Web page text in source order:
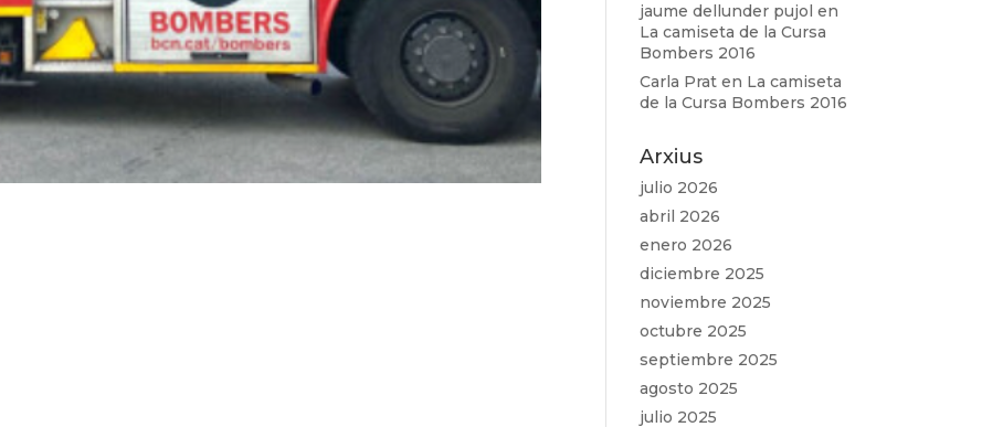
jaume dellunder pujol en
La camiseta de la Cursa
Bombers 2016
Carla Prat en La camiseta
de la Cursa Bombers 2016
Arxius
julio 2026
abril 2026
enero 2026
diciembre 2025
noviembre 2025
octubre 2025
septiembre 2025
agosto 2025
julio 2025